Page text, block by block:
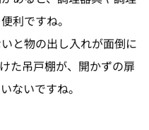
利ですね。
と物の出し入れが面倒に
た吊戸棚が、開かずの扉
ないですね。